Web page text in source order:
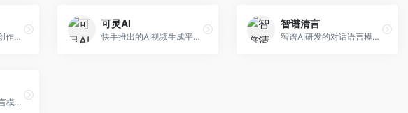
字节跳动旗下AI视频创作平台，支持多模态内容生成。面向内容创作者和营销人员，提供文生视频、图生视频、智能剪辑等功能，中文理解能力强，创作效率高。
可灵AI
快手推出的AI视频生成平台，支持文生视频和图生视频，可生成长达2分钟的高质量视频内容。面向短视频创作者和营销人员，操作简便，生成效果逼真，适合商业推广和创意表达。
智谱清言
智谱AI研发的对话语言模型，支持中英双语交互。面向中文用户和开发者，提供知识问答、代码编写、文档解读等服务，开源生态完善，学术研究背景深厚。
阿里巴巴推出的大语言模型平台，提供对话问答、文档处理、图像理解、代码编写等全方位AI服务。面向企业用户和个人开发者，集成阿里云生态，支持多模态交互，企业级安全保障。